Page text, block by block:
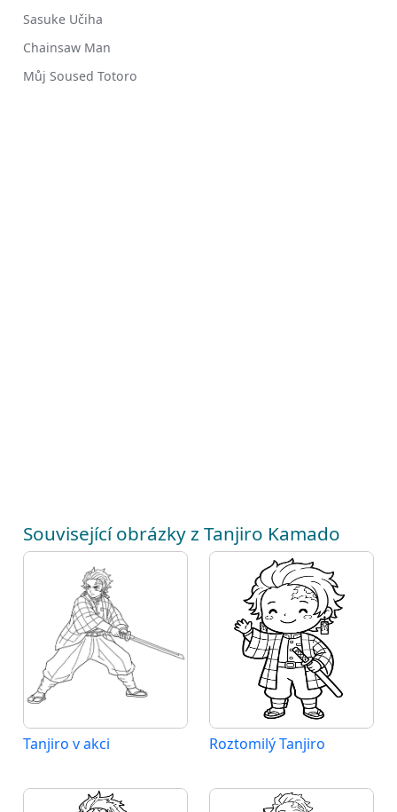
Sasuke Učiha
Chainsaw Man
Můj Soused Totoro
Související obrázky z Tanjiro Kamado
Tanjiro v akci Roztomilý Tanjiro